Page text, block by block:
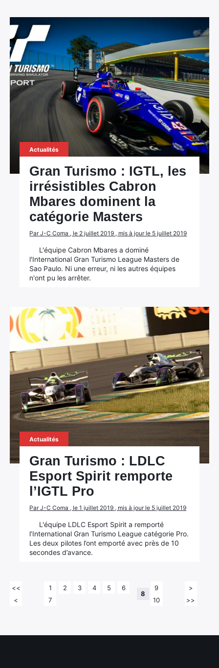
Actualités
Gran Turismo : IGTL, les
irrésistibles Cabron
Mbares dominent la
catégorie Masters
Par J-C Coma , le 2 juillet 2019 , mis à jour le 5 juillet 2019
L'équipe Cabron Mbares a dominé
l'International Gran Turismo League Masters de
Sao Paulo. Ni une erreur, ni les autres équipes
n'ont pu les arrêter.
Actualités
Gran Turismo : LDLC
Esport Spirit remporte
l’IGTL Pro
Par J-C Coma , le 1 juillet 2019 , mis à jour le 5 juillet 2019
L'équipe LDLC Esport Spirit a remporté
l’International Gran Turismo League catégorie Pro.
Les deux pilotes l’ont emporté avec près de 10
secondes d’avance.
<<
<
1 2 3 4 5
6
7
8
9
10
>
>>